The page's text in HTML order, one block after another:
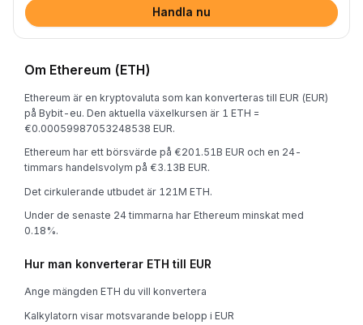
Handla nu
Om Ethereum (ETH)
Ethereum är en kryptovaluta som kan konverteras till EUR (EUR)
på Bybit-eu. Den aktuella växelkursen är 1 ETH =
€0.00059987053248538 EUR.
Ethereum har ett börsvärde på €201.51B EUR och en 24-
timmars handelsvolym på €3.13B EUR.
Det cirkulerande utbudet är 121M ETH.
Under de senaste 24 timmarna har Ethereum minskat med
0.18%.
Hur man konverterar ETH till EUR
Ange mängden ETH du vill konvertera
Kalkylatorn visar motsvarande belopp i EUR